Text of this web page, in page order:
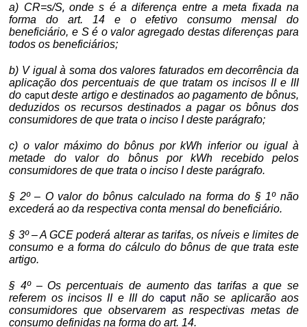
a) CR=s/S,onde s é a diferença entre a meta fixada na
forma do art. 14 e o efetivo consumo mensal do
beneficiário, e S é o valor agregado destas diferenças para
todos os beneficiários;
b) V igual à soma dos valores faturados em decorrência da
aplicação dos percentuais de que tratam os incisos II e III
do caputdeste artigo e destinados ao pagamento de bônus,
deduzidos os recursos destinados a pagar os bônus dos
consumidores de que trata o inciso I deste parágrafo;
c) o valor máximo do bônus por kWh inferior ou igual à
metade do valor do bônus por kWh recebido pelos
consumidores de que trata o inciso I deste parágrafo.
§ 2º – O valor do bônus calculado na forma do § 1º não
excederá ao da respectiva conta mensal do beneficiário.
§ 3º – A GCE poderá alterar as tarifas, os níveis e limites de
consumo e a forma do cálculo do bônus de que trata este
artigo.
§ 4º – Os percentuais de aumento das tarifas a que se
referem os incisos II e III do caputnão se aplicarão aos
consumidores que observarem as respectivas metas de
consumo definidas na forma do art. 14.